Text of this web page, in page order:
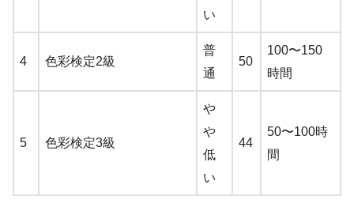
い
4 色彩検定2級
普
通
50
100〜150
時間
5 色彩検定3級
や
や
低
い
44
50〜100時
間